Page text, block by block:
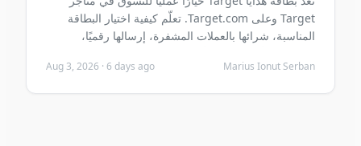
Target وعلى Target.com. تعلّم كيفية اختيار البطاقة
المناسبة، شرائها بالعملات المشفرة، إرسالها رقميًا،
Marius Ionut Serban
Aug 3, 2026·6 days ago